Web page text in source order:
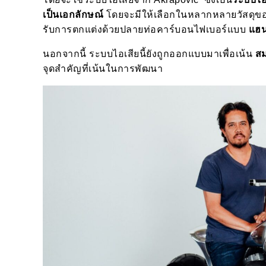
เป็นเอกลักษณ์ โดยจะมีให้เลือกในหลากหลายวัสดุ
รับการตกแต่งด้วยปลายท่อคาร์บอนไฟเบอร์แบบ แฮ
นอกจากนี้ ระบบไอเสียนี้ยังถูกออกแบบมาเพื่อเน้น ส
จุดสำคัญที่เน้นในการพัฒนา